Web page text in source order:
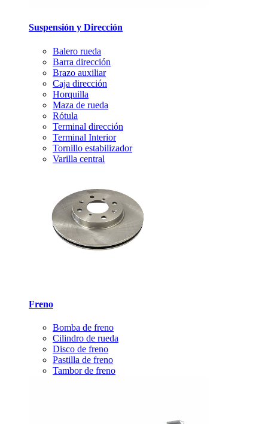
Suspensión y Dirección
Balero rueda
Barra dirección
Brazo auxiliar
Caja dirección
Horquilla
Maza de rueda
Rótula
Terminal dirección
Terminal Interior
Tornillo estabilizador
Varilla central
Freno
Bomba de freno
Cilindro de rueda
Disco de freno
Pastilla de freno
Tambor de freno